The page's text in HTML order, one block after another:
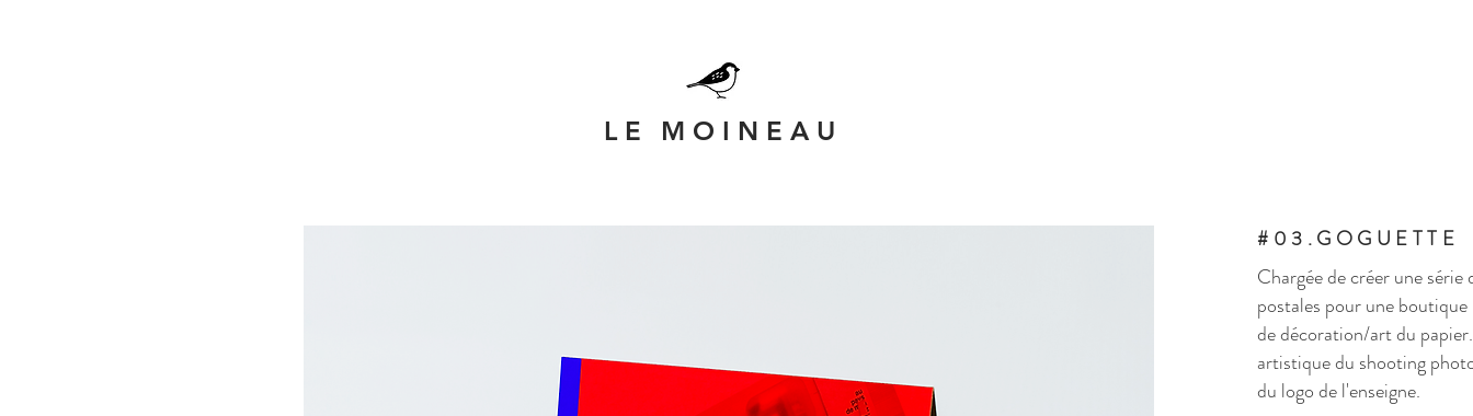
M O I N E A U
L E
#03.GOGUETTE
Chargée de créer une série
postales pour une
de décoration/art du
artistique du shooting
du logo de l'enseigne.